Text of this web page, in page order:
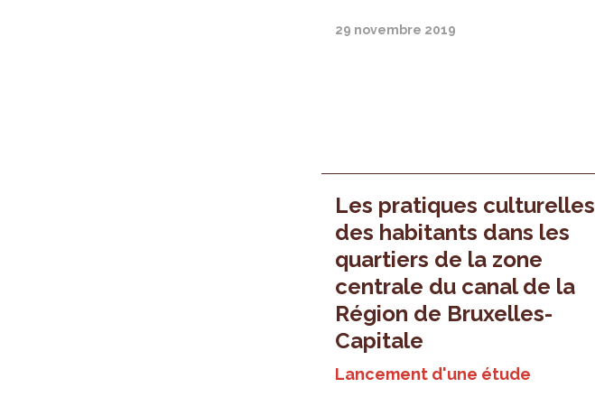
29 novembre 2019
Les pratiques culturelles
des habitants dans les
quartiers de la zone
centrale du canal de la
Région de Bruxelles-
Capitale
Lancement d'une étude